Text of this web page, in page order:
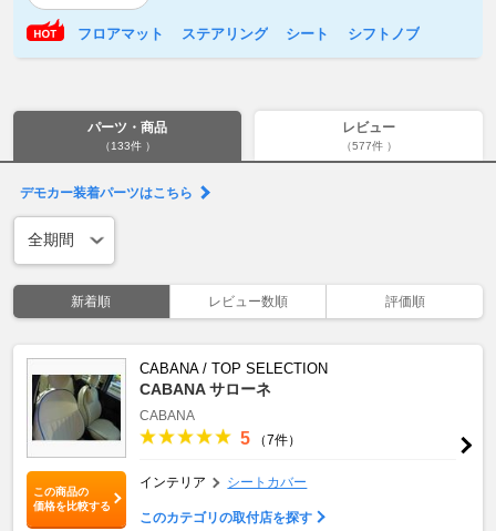
フロアマット ステアリング シート シフトノブ
パーツ・商品
（133件 ）
レビュー
（577件 ）
デモカー装着パーツはこちら
新着順 レビュー数順 評価順
この商品の
価格を比較する
CABANA / TOP SELECTION
CABANA サローネ
CABANA
5 （7件）
インテリア シートカバー
このカテゴリの取付店を探す